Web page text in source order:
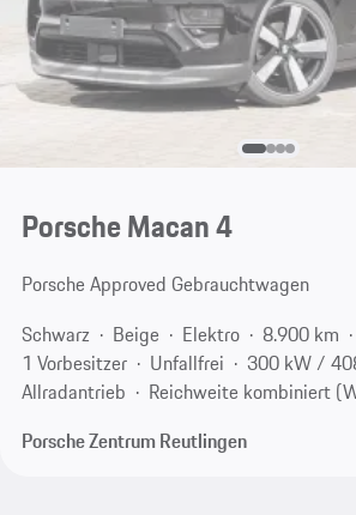
Porsche Macan 4
Porsche Approved Gebrauchtwagen
Schwarz
Beige Elektro 8.900 km
1 Vorbesitzer
Unfallfrei
300 kW /
Allradantrieb
Reichweite kombiniert
Porsche Zentrum Reutlingen